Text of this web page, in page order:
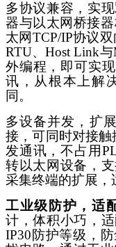
多协议兼容，实
器与以太网桥接
太网TCP/IP协议
RTU、Host Link
外编程，即可实
讯，从根本上解
同。
多设备并发，扩
接，可同时对接
发通讯，不占用
转以太网设备，
采集终端的扩展，
工业级防护，适
计，体积小巧，
IP30防护等级，